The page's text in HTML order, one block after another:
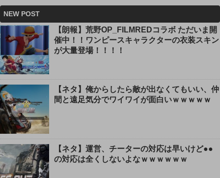
NEW POST
【朗報】荒野OP_FILMREDコラボ ただいま開
催中！！ワンピースキャラクターの衣装スキン
が大量登場！！！！
【ネタ】俺からしたら敵が出なくてもいい、仲
間と遠足気分でワイワイが面白いｗｗｗｗｗ
【ネタ】運営、チーターの対応は早いけど●●
の対応は全くしないよなｗｗｗｗｗｗ